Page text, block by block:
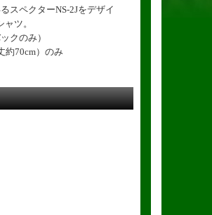
スペクターNS-2Jをデザイ
ツ。
クのみ）
約70cm）のみ